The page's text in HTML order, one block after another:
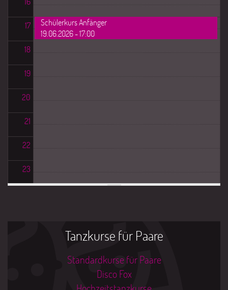
17
18
19
20
21
22
23
Schülerkurs Anfänger
19.06.2026 - 17:00
Tanzkurse für Paare
Standardkurse für Paare
Disco Fox